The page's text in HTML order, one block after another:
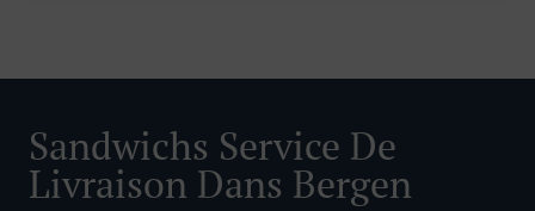
Sandwichs Service De
Livraison Dans Bergen